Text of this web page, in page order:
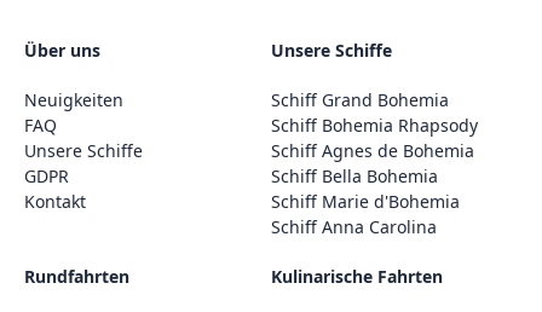
Über uns
Neuigkeiten
FAQ
Unsere Schiffe
GDPR
Kontakt
Unsere Schiffe
Schiff Grand Bohemia
Schiff Bohemia Rhapsody
Schiff Agnes de Bohemia
Schiff Bella Bohemia
Schiff Marie d'Bohemia
Schiff Anna Carolina
Rundfahrten Kulinarische Fahrten